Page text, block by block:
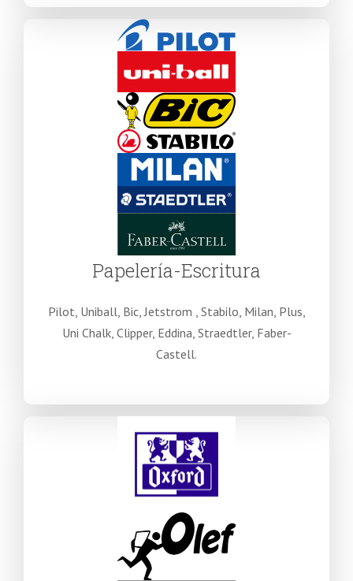
Papelería-Escritura
Pilot, Uniball, Bic, Jetstrom , Stabilo, Milan, Plus,
Uni Chalk, Clipper, Eddina, Straedtler, Faber-
Castell.